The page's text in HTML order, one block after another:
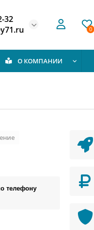
32
0
О КОМПАНИИ
телефону